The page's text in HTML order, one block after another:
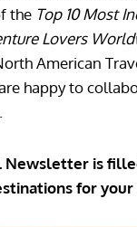
the Top 10 Most
Lovers
American
happy to
Newsletter is
for